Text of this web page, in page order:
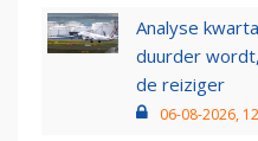
Analyse
duurder
de reiziger
06-08-2026,